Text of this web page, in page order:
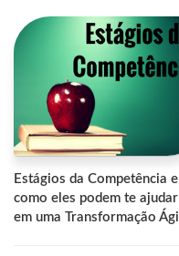
Estágios da Competência e
como eles podem te ajudar
em uma Transformação Ágil